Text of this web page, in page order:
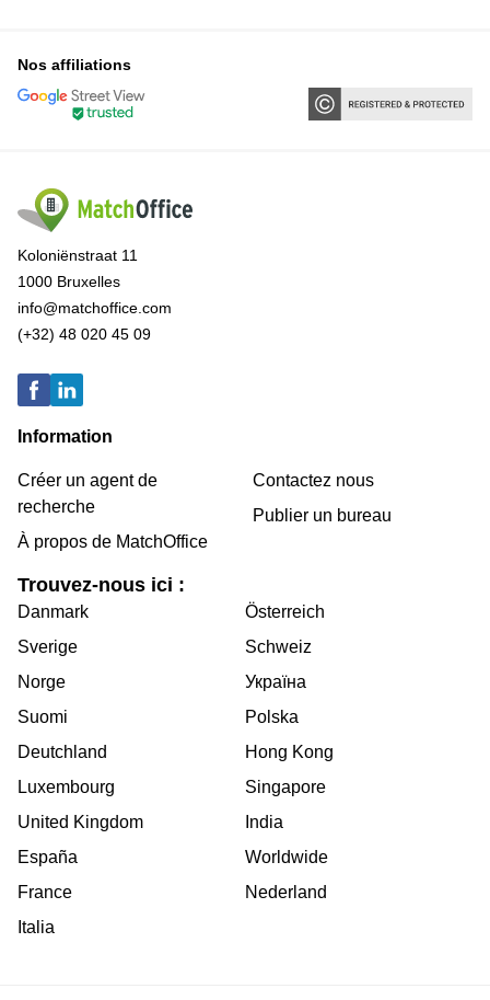
Nos affiliations
Koloniënstraat 11
1000 Bruxelles
info@matchoffice.com
(+32) 48 020 45 09
Information
Créer un agent de
recherche
À propos de MatchOffice
Contactez nous
Publier un bureau
Trouvez-nous ici :
Danmark
Sverige
Norge
Suomi
Deutchland
Luxembourg
United Kingdom
España
France
Italia
Österreich
Schweiz
Україна
Polska
Hong Kong
Singapore
India
Worldwide
Nederland